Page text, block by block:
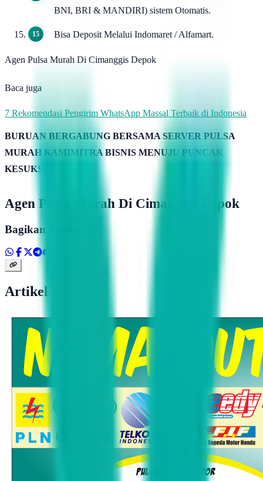
BNI, BRI & MANDIRI) sistem Otomatis.
Bisa Deposit Melalui Indomaret / Alfamart.
Agen Pulsa Murah Di Cimanggis Depok
Baca juga
7 Rekomendasi Pengirim WhatsApp Massal Terbaik di Indonesia
BURUAN BERGABUNG BERSAMA SERVER PULSA
MURAH KAMIMITRA BISNIS MENUJU PUNCAK
KESUKSESAN
Agen Pulsa Murah Di Cimanggis Depok
Bagikan Artikel
Artikel Terkait